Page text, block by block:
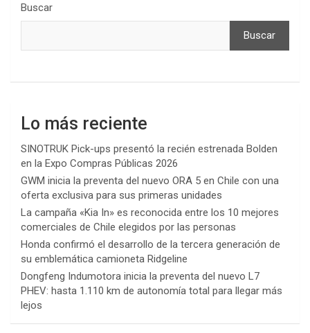
Buscar
Buscar
Lo más reciente
SINOTRUK Pick-ups presentó la recién estrenada Bolden
en la Expo Compras Públicas 2026
GWM inicia la preventa del nuevo ORA 5 en Chile con una
oferta exclusiva para sus primeras unidades
La campaña «Kia In» es reconocida entre los 10 mejores
comerciales de Chile elegidos por las personas
Honda confirmó el desarrollo de la tercera generación de
su emblemática camioneta Ridgeline
Dongfeng Indumotora inicia la preventa del nuevo L7
PHEV: hasta 1.110 km de autonomía total para llegar más
lejos